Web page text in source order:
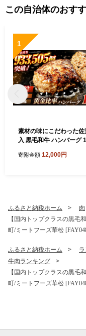
この自治体のおす
1
素材の味にこだわった佐
入 黒毛和牛 ハンバーグ
ばいばーぐ はんばーぐ 弁
寄附金額 12,000円
ふるさと納税ホーム 肉
【国内トップクラスの黒
町/ミートフーズ華松
ふるさと納税ホーム
牛肉ランキング
【国内トップクラスの黒
町/ミートフーズ華松